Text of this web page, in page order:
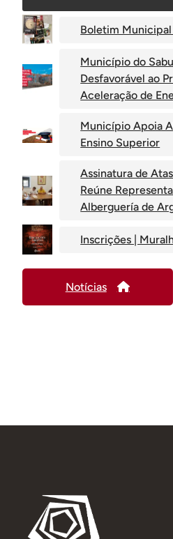
Boletim
Município do
Desfavorável ao
Aceleração de
Município Apoia
Ensino Superior
Assinatura de
Reúne
Alberguería de
Inscrições |
Notícias